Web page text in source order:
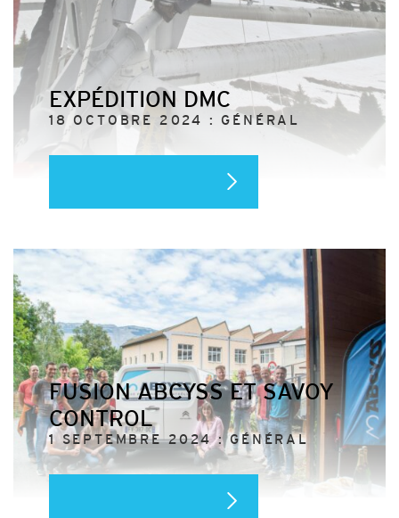
EXPÉDITION DMC
18 OCTOBRE 2024 : GÉNÉRAL
FUSION ABCYSS ET SAVOY
CONTROL
1 SEPTEMBRE 2024 : GÉNÉRAL